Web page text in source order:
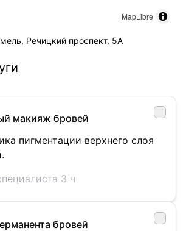
MapLibre
Речицкий проспект, 5А
макияж бровей
пигментации верхнего слоя
3 ч
бровей